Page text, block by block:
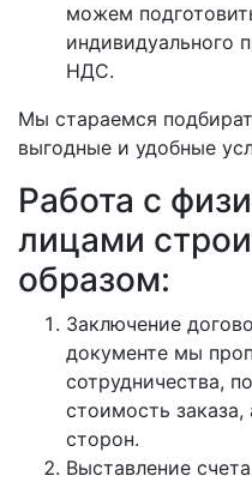
можем
индивидуального
НДС.
Мы стараемся
выгодные и удобные
Работа с
лицами
образом:
Заключение
документе мы
сотрудничества,
стоимость заказа,
сторон.
Выставление